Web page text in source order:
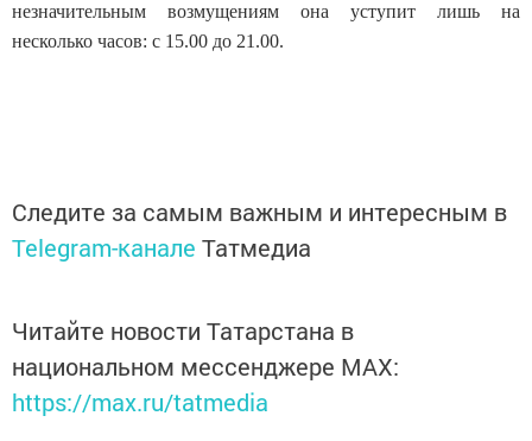
незначительным возмущениям она уступит лишь на
несколько часов: с 15.00 до 21.00.
Следите за самым важным и интересным в
Telegram-канале Татмедиа
Читайте новости Татарстана в
национальном мессенджере MАХ:
https://max.ru/tatmedia